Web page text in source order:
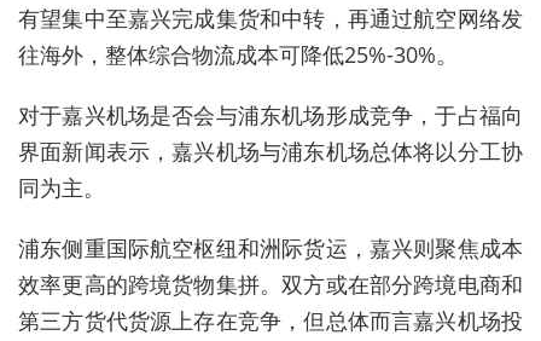
有望集中至嘉兴完成集货和中转，再通过航空网络发
往海外，整体综合物流成本可降低25%-30%。
对于嘉兴机场是否会与浦东机场形成竞争，于占福向
界面新闻表示，嘉兴机场与浦东机场总体将以分工协
同为主。
浦东侧重国际航空枢纽和洲际货运，嘉兴则聚焦成本
效率更高的跨境货物集拼。双方或在部分跨境电商和
第三方货代货源上存在竞争，但总体而言嘉兴机场投